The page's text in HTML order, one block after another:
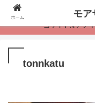
・当サイトはアフ
tonnkatu
ホーム モア